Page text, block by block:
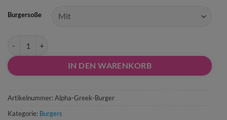
Burgersoße
IN DEN WARENKORB
Artikelnummer:Alpha-Greek-Burger
Kategorie: Burgers